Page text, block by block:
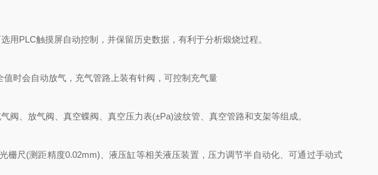
PLC触摸屏自动控制，并保留历史数据，有利于分析煅烧过程。
时会自动放气，充气管路上装有针阀，可控制充气量
、放气阀、真空蝶阀、真空压力表(±Pa)波纹管、真空管路和支架等组成。
尺(测距精度0.02mm)、液压缸等相关液压装置，压力调节半自动化、可通过手动式